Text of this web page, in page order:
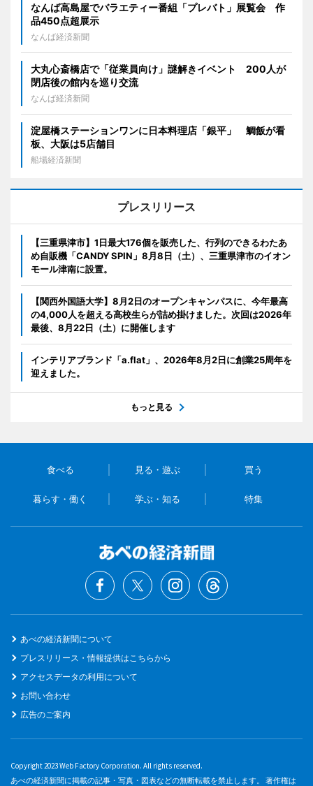
なんば高島屋でバラエティー番組「プレバト」展覧会 作
品450点超展示
なんば経済新聞
大丸心斎橋店で「従業員向け」謎解きイベント 200人が
閉店後の館内を巡り交流
なんば経済新聞
淀屋橋ステーションワンに日本料理店「銀平」 鯛飯が看
板、大阪は5店舗目
船場経済新聞
プレスリリース
【三重県津市】1日最大176個を販売した、行列のできるわたあ
め自販機「CANDY SPIN」8月8日（土）、三重県津市のイオン
モール津南に設置。
【関西外国語大学】8月2日のオープンキャンパスに、今年最高
の4,000人を超える高校生らが詰め掛けました。次回は2026年
最後、8月22日（土）に開催します
インテリアブランド「a.flat」、2026年8月2日に創業25周年を
迎えました。
もっと見る
食べる 見る・遊ぶ 買う
暮らす・働く 学ぶ・知る 特集
あべの経済新聞について
プレスリリース・情報提供はこちらから
アクセスデータの利用について
お問い合わせ
広告のご案内
Copyright 2023 Web Factory Corporation. All rights reserved.
あべの経済新聞に掲載の記事・写真・図表などの無断転載を禁止します。 著作権は